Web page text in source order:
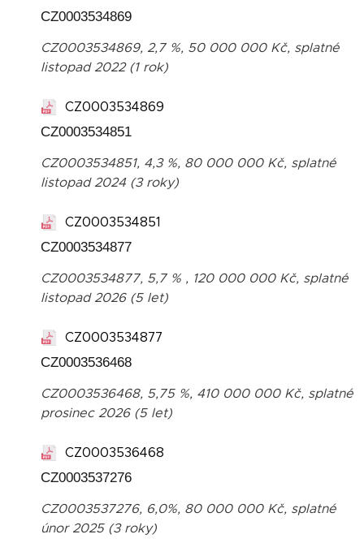
CZ0003534869
CZ0003534869, 2,7 %, 50 000 000 Kč, splatné
listopad 2022 (1 rok)
CZ0003534869
CZ0003534851
CZ0003534851, 4,3 %, 80 000 000 Kč, splatné
listopad 2024 (3 roky)
CZ0003534851
CZ0003534877
CZ0003534877, 5,7 % , 120 000 000 Kč, splatné
listopad 2026 (5 let)
CZ0003534877
CZ0003536468
CZ0003536468, 5,75 %, 410 000 000 Kč, splatné
prosinec 2026 (5 let)
CZ0003536468
CZ0003537276
CZ0003537276, 6,0%, 80 000 000 Kč, splatné
únor 2025 (3 roky)